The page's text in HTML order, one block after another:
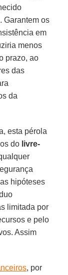
Garantem os
em
menos
prazo, ao
das
da
esta pérola
do livre-
hipóteses
limitada por
e pelo
Assim
, por